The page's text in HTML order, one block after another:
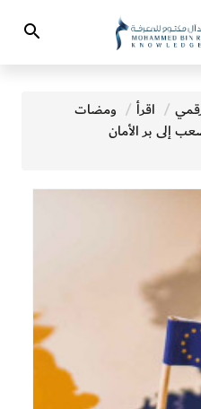
Search
اقرأ
ومضات
إلى بر الأمان